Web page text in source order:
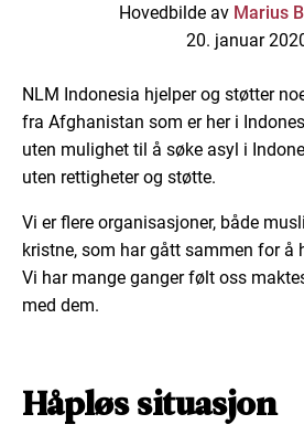
Hovedbilde av Marius
20. januar
NLM Indonesia hjelper og støtter
fra Afghanistan som er her i
uten mulighet til å søke asyl i
uten rettigheter og støtte.
Vi er flere organisasjoner, både
kristne, som har gått sammen for å
Vi har mange ganger følt oss
med dem.
Håpløs situasjon